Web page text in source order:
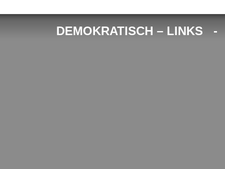
DEMOKRATISCH – LINKS